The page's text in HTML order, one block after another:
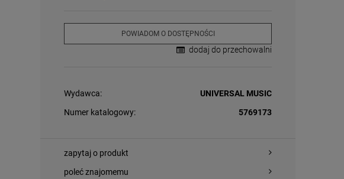
POWIADOM O DOSTĘPNOŚCI
dodaj do przechowalni
Wydawca:
UNIVERSAL MUSIC
Numer katalogowy:
5769173
zapytaj o produkt
poleć znajomemu